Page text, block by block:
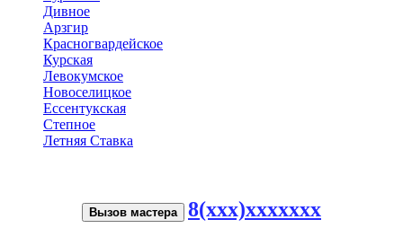
Дивное
Арзгир
Красногвардейское
Курская
Левокумское
Новоселицкое
Ессентукская
Степное
Летняя Ставка
Вызов мастера 8(xxx)xxxxxxx